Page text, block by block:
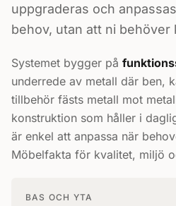
uppgraderas och
behov, utan att ni behöver
Systemet bygger på
underrede av metall där ben,
tillbehör fästs metall mot
konstruktion som håller i
är enkel att anpassa när
Möbelfakta för kvalitet, miljö
BAS OCH YTA